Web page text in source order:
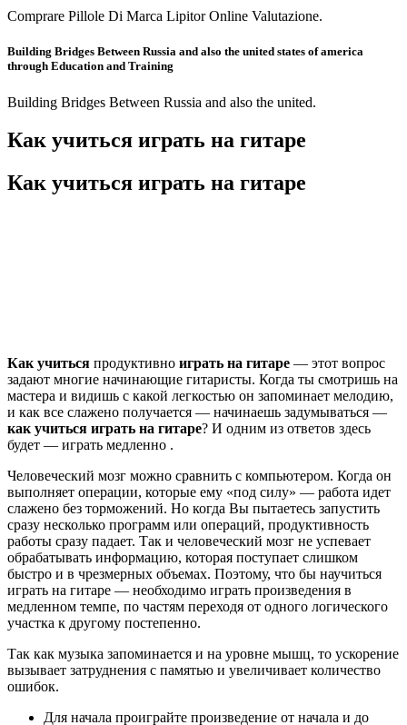
Comprare Pillole Di Marca Lipitor Online Valutazione.
Building Bridges Between Russia and also the united states of america
through Education and Training
Building Bridges Between Russia and also the united.
Как учиться играть на гитаре
Как учиться играть на гитаре
Как учиться продуктивно играть на гитаре — этот вопрос
задают многие начинающие гитаристы. Когда ты смотришь на
мастера и видишь с какой легкостью он запоминает мелодию,
и как все слажено получается — начинаешь задумываться —
как учиться играть на гитаре? И одним из ответов здесь
будет — играть медленно .
Человеческий мозг можно сравнить с компьютером. Когда он
выполняет операции, которые ему «под силу» — работа идет
слажено без торможений. Но когда Вы пытаетесь запустить
сразу несколько программ или операций, продуктивность
работы сразу падает. Так и человеческий мозг не успевает
обрабатывать информацию, которая поступает слишком
быстро и в чрезмерных объемах. Поэтому, что бы научиться
играть на гитаре — необходимо играть произведения в
медленном темпе, по частям переходя от одного логического
участка к другому постепенно.
Так как музыка запоминается и на уровне мышц, то ускорение
вызывает затруднения с памятью и увеличивает количество
ошибок.
Для начала проиграйте произведение от начала и до